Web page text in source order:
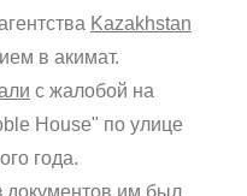
Kazakhstan
в акимат.
с жалобой на
House" по улице
года.
документов им был